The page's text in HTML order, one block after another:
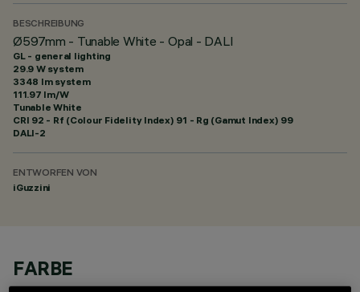
BESCHREIBUNG
Ø597mm - Tunable White - Opal - DALI
GL - general lighting
29.9 W system
3348 lm system
111.97 lm/W
Tunable White
CRI 92 - Rf (Colour Fidelity Index) 91 - Rg (Gamut Index) 99
DALI-2
ENTWORFEN VON
iGuzzini
FARBE